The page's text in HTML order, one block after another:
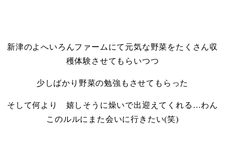
新津のよへいろんファームにて元気な野菜をたくさん収
穫体験させてもらいつつ
少しばかり野菜の勉強もさせてもらった
そして何より 嬉しそうに燥いで出迎えてくれる…わん
このルルにまた会いに行きたい(笑)